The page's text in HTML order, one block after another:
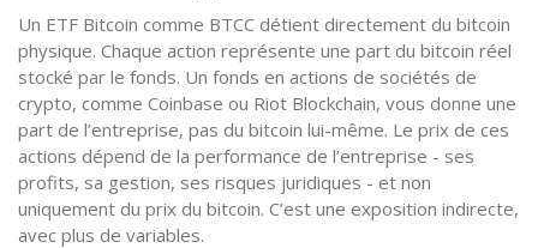
Un ETF Bitcoin comme BTCC détient directement du bitcoin
physique. Chaque action représente une part du bitcoin réel
stocké par le fonds. Un fonds en actions de sociétés de
crypto, comme Coinbase ou Riot Blockchain, vous donne une
part de l’entreprise, pas du bitcoin lui-même. Le prix de ces
actions dépend de la performance de l’entreprise - ses
profits, sa gestion, ses risques juridiques - et non
uniquement du prix du bitcoin. C’est une exposition indirecte,
avec plus de variables.